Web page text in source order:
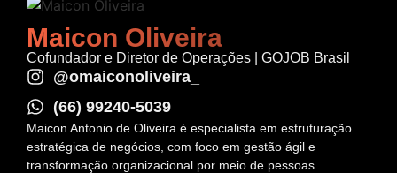
Maicon Oliveira
Cofundador e Diretor de Operações | GOJOB Brasil
@omaiconoliveira_
(66) 99240-5039
Maicon Antonio de Oliveira é especialista em estruturação
estratégica de negócios, com foco em gestão ágil e
transformação organizacional por meio de pessoas.